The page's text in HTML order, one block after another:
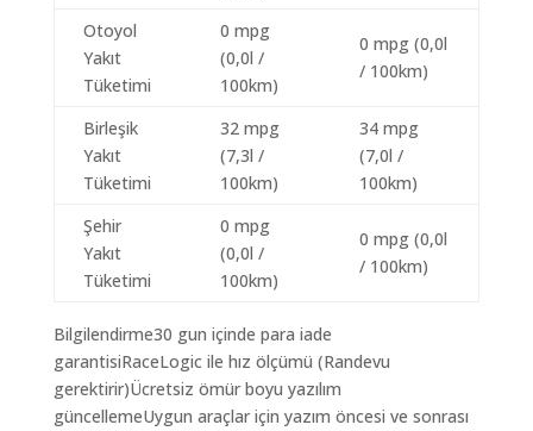
Otoyol
Yakıt
Tüketimi
0 mpg
(0,0l /
100km)
0 mpg (0,0l
/ 100km)
Birleşik
Yakıt
Tüketimi
32 mpg
(7,3l /
100km)
34 mpg
(7,0l /
100km)
Şehir
Yakıt
Tüketimi
0 mpg
(0,0l /
100km)
0 mpg (0,0l
/ 100km)
Bilgilendirme30 gun içinde para iade
garantisiRaceLogic ile hız ölçümü (Randevu
gerektirir)Ücretsiz ömür boyu yazılım
güncellemeUygun araçlar için yazım öncesi ve sonrası